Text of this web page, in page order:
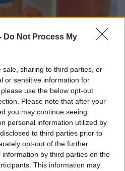
Do Not Process My
sale, sharing to third parties, or
or sensitive information for
use the below opt-out
Please note that after your
you may continue seeing
personal information utilized by
to third parties prior to
opt-out of the further
by third parties on the
This information may
veche de 80 de ani – video
și text
ȘTIRI